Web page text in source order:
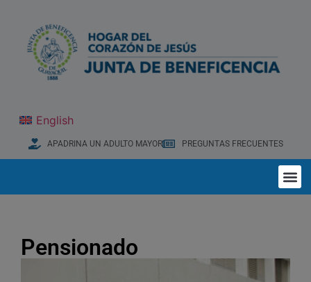
English
APADRINA UN ADULTO MAYOR PREGUNTAS FRECUENTES
Pensionado